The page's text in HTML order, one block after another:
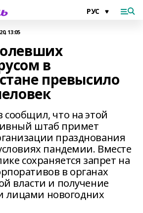
13:05
в
превысило
сообщил, что на этой
штаб примет
празднования
пандемии. Вместе
сохраняется запрет на
в органах
власти и получение
лицами новогодних